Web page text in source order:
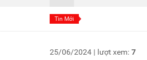
Tin Mới
25/06/2024 | lượt xem: 7